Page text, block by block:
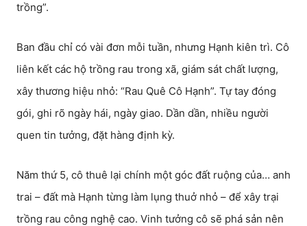
trồng”.
Ban đầu chỉ có vài đơn mỗi tuần, nhưng Hạnh kiên trì. Cô
liên kết các hộ trồng rau trong xã, giám sát chất lượng,
xây thương hiệu nhỏ: “Rau Quê Cô Hạnh”. Tự tay đóng
gói, ghi rõ ngày hái, ngày giao. Dần dần, nhiều người
quen tin tưởng, đặt hàng định kỳ.
Năm thứ 5, cô thuê lại chính một góc đất ruộng của… anh
trai – đất mà Hạnh từng làm lụng thuở nhỏ – để xây trại
trồng rau công nghệ cao. Vinh tưởng cô sẽ phá sản nên